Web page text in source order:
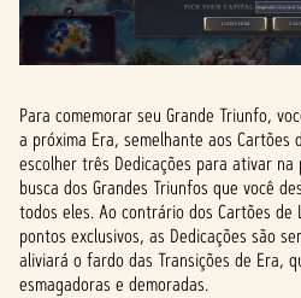
Para comemorar seu Grande Triunfo,
a próxima Era, semelhante aos Cartões
escolher três Dedicações para ativar
busca dos Grandes Triunfos que você
todos eles. Ao contrário dos Cartões de
pontos exclusivos, as Dedicações são
aliviará o fardo das Transições de Era,
esmagadoras e demoradas.